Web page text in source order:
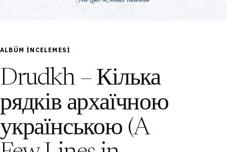
ALBÜM INCELEMESI
Drudkh – Кілька
рядків архаїчною
українською (A